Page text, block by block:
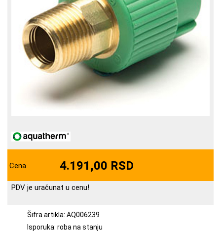
Cena 4.191,00 RSD
PDV je uračunat u cenu!
Šifra artikla: AQ006239
Isporuka: roba na stanju